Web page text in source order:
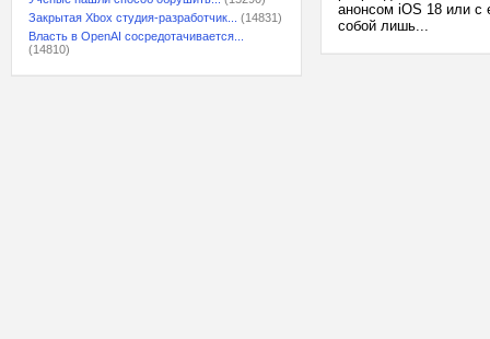
Закрытая Xbox студия-разработчик...
(14831)
Власть в OpenAI сосредотачивается...
(14810)
анонсом iOS 18 или с
собой лишь...